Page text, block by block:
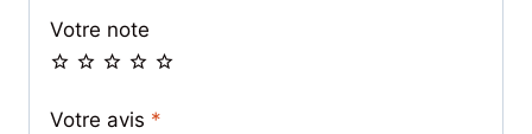
Votre note
Votre avis *